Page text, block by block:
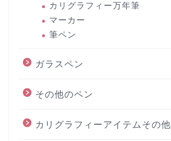
カリグラフィー万年筆
マーカー
筆ペン
ガラスペン
その他のペン
カリグラフィーアイテムその他